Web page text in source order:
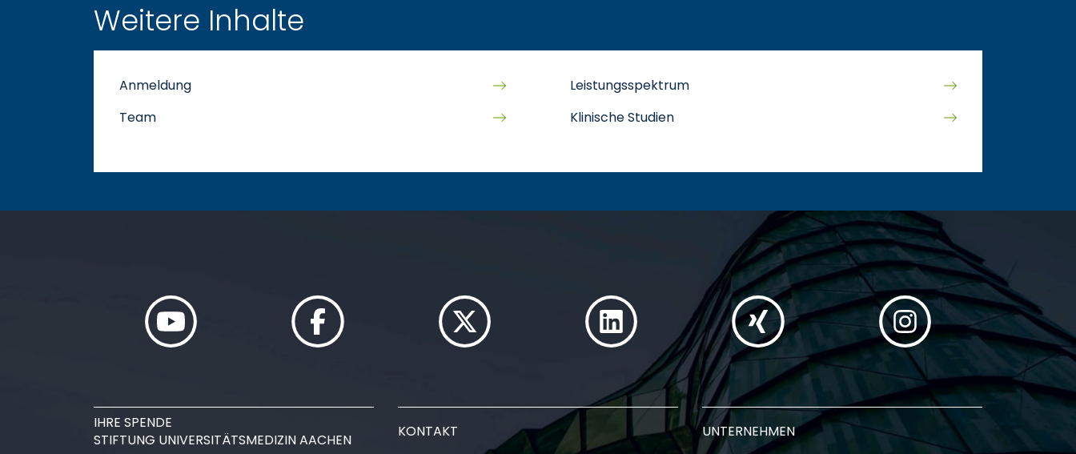
Weitere Inhalte
Anmeldung
Team
Leistungsspektrum
Klinische Studien
IHRE SPENDE
STIFTUNG UNIVERSITÄTSMEDIZIN AACHEN
KONTAKT UNTERNEHMEN